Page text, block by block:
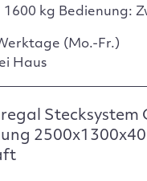
1600 kg Bedienung:
(Mo.-Fr.)
Haus
Stecksystem